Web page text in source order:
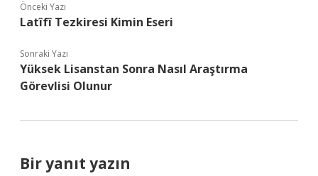
Önceki Yazı
Latîfî Tezkiresi Kimin Eseri
Sonraki Yazı
Yüksek Lisanstan Sonra Nasıl Araştırma
Görevlisi Olunur
Bir yanıt yazın